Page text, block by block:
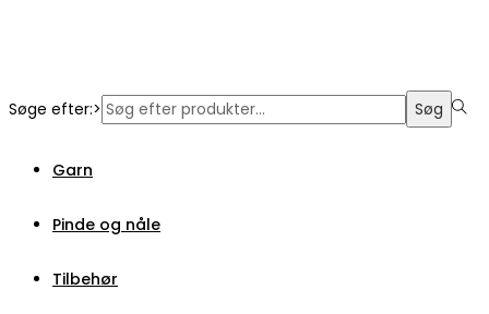
Søge efter:> Søg
Garn
Pinde og nåle
Tilbehør